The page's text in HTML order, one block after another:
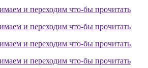
и переходим что-бы прочитать
и переходим что-бы прочитать
и переходим что-бы прочитать
и переходим что-бы прочитать